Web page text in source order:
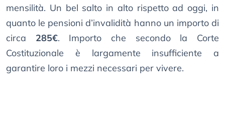
mensilità. Un bel salto in alto rispetto ad oggi, in
quanto le pensioni d’invalidità hanno un importo di
circa 285€. Importo che secondo la Corte
Costituzionale è largamente insufficiente a
garantire loro i mezzi necessari per vivere.